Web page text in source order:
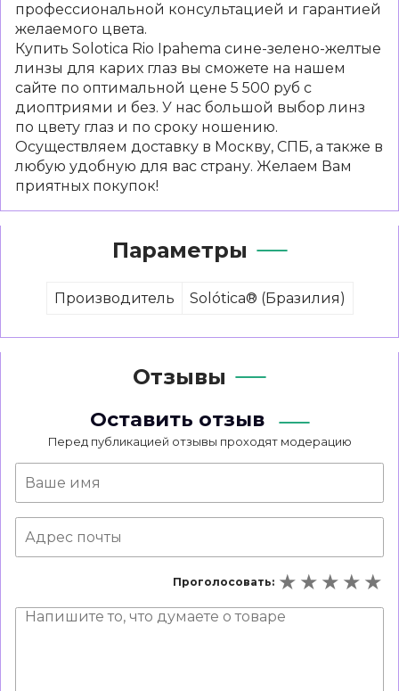
профессиональной консультацией и гарантией
желаемого цвета.
Купить Solotica Rio Ipahema сине-зелено-желтые
линзы для карих глаз вы сможете на нашем
сайте по оптимальной цене 5 500 руб с
диоптриями и без. У нас большой выбор линз
по цвету глаз и по сроку ношению.
Осуществляем доставку в Москву, СПБ, а также в
любую удобную для вас страну. Желаем Вам
приятных покупок!
Параметры
Производитель Solótica® (Бразилия)
Отзывы
Оставить отзыв
Перед публикацией отзывы проходят модерацию
Проголосовать: